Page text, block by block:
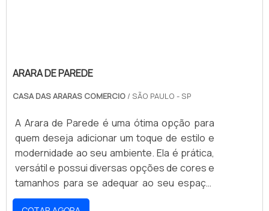
ARARA DE PAREDE
CASA DAS ARARAS COMERCIO / SÃO PAULO - SP
A Arara de Parede é uma ótima opção para
quem deseja adicionar um toque de estilo e
modernidade ao seu ambiente. Ela é prática,
versátil e possui diversas opções de cores e
tamanhos para se adequar ao seu espaço.
Além disso, a Arara de Parede é resistente e